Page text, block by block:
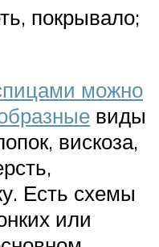
покрывало;
можно
виды
вискоза,
Есть схемы
или